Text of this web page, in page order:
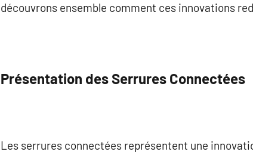
découvrons ensemble comment ces innovations
Présentation des Serrures Connectées
Les serrures connectées représentent une